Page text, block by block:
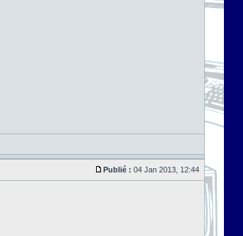
Publié : 04 Jan 2013, 12:44